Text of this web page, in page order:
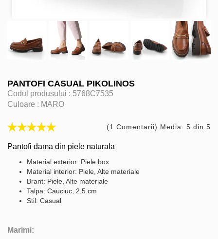
PANTOFI CASUAL PIKOLINOS
Codul produsului : 5768C7535
Culoare : MARO
(1 Comentarii) Media: 5 din 5
Pantofi dama din piele naturala
Material exterior: Piele box
Material interior: Piele, Alte materiale
Brant: Piele, Alte materiale
Talpa: Cauciuc, 2,5 cm
Stil: Casual
Marimi: